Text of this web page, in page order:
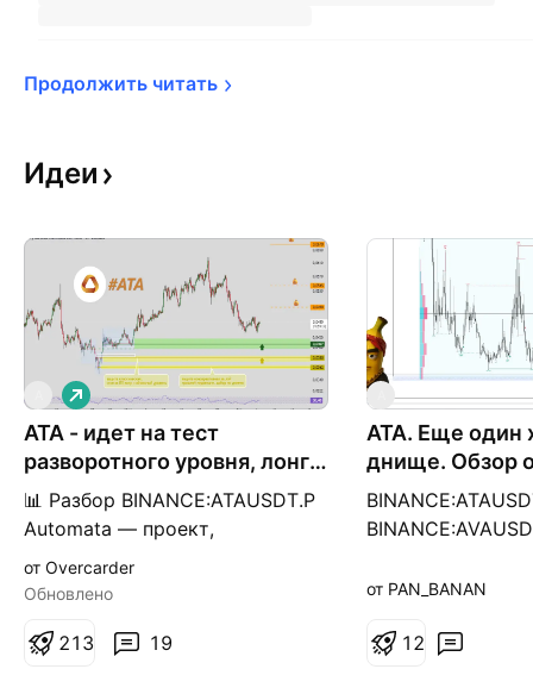
Продолжить читать
Идеи
ATA - идет на тест
разворотного уровня, лонг с
ХХ потенциалом
📊 Разбор BINANCE:ATAUSDT.P
Automata — проект,
предоставляющий приватность
и автоматизацию для dApps.
уровня Web3-инфраструктуры,
Д
л
и
н
я
от Overcarder
Обновлено
19
21 3
ATA. Еще один
днище. Обзор
на спот на
поздно за
от PAN_BANAN
1 2